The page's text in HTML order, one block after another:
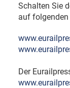
Schalten Sie
auf
Der